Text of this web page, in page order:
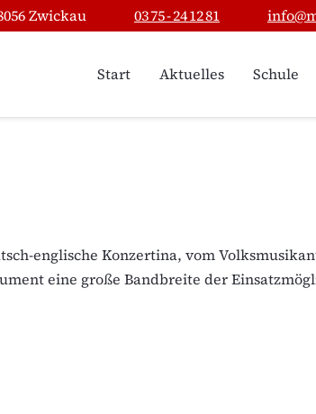
Zwickau 03 75 - 24 12 81
Start Aktuelles Schule
englische Konzertina, vom
eine große Bandbreite der